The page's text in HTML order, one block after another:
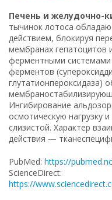
Печень и желудочно-
тычинок лотоса
действием, блокируя
мембранах гепатоцитов
ферментными системами
ферментов
глутатионпероксидаза)
Ингибирование
осмотическую нагрузку
слизистой. Характер
действия —
PubMed: https://
ScienceDirect:
https://